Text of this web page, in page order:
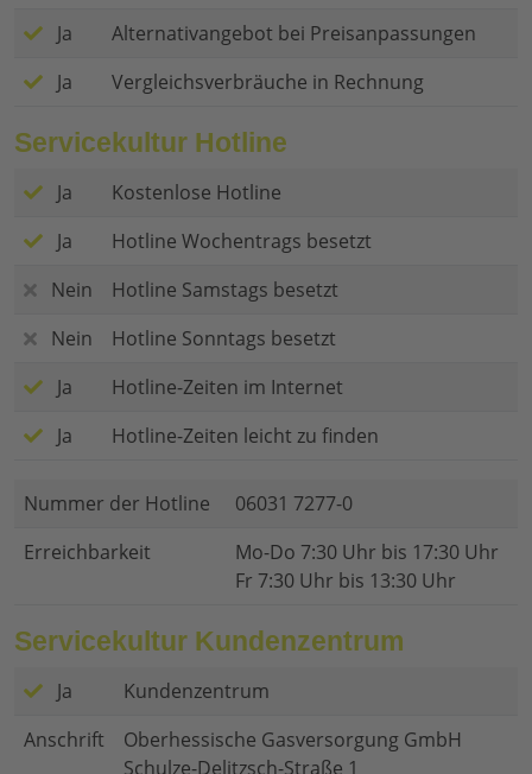
Ja
Alternativangebot bei Preisanpassungen
Ja
Vergleichsverbräuche in Rechnung
Servicekultur Hotline
Ja
Kostenlose Hotline
Ja
Hotline Wochentrags besetzt
Nein
Hotline Samstags besetzt
Nein
Hotline Sonntags besetzt
Ja
Hotline-Zeiten im Internet
Ja
Hotline-Zeiten leicht zu finden
Nummer der Hotline
06031 7277-0
Erreichbarkeit
Mo-Do 7:30 Uhr bis 17:30 Uhr
Fr 7:30 Uhr bis 13:30 Uhr
Servicekultur Kundenzentrum
Ja
Kundenzentrum
Anschrift
Oberhessische Gasversorgung GmbH
Schulze-Delitzsch-Straße 1